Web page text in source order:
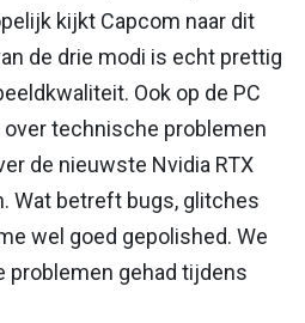
kijkt Capcom naar dit
de drie modi is echt prettig
Ook op de PC
technische problemen
de nieuwste Nvidia RTX
Wat betreft bugs, glitches
wel goed gepolished. We
problemen gehad tijdens